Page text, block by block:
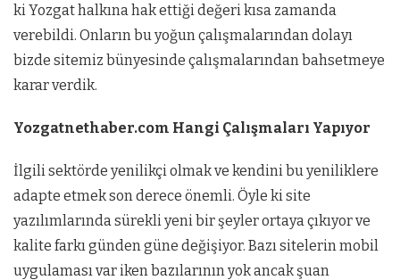
ki Yozgat halkına hak ettiği değeri kısa zamanda
verebildi. Onların bu yoğun çalışmalarından dolayı
bizde sitemiz bünyesinde çalışmalarından bahsetmeye
karar verdik.
Yozgatnethaber.com Hangi Çalışmaları Yapıyor
İlgili sektörde yenilikçi olmak ve kendini bu yeniliklere
adapte etmek son derece önemli. Öyle ki site
yazılımlarında sürekli yeni bir şeyler ortaya çıkıyor ve
kalite farkı günden güne değişiyor. Bazı sitelerin mobil
uygulaması var iken bazılarının yok ancak şuan